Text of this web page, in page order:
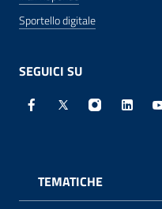
Sportello digitale
SEGUICI SU
Facebook - Sito
X - Sito esterno
Instagram
TEMATICHE